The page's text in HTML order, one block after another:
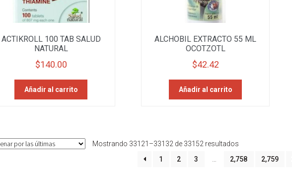
ACTIKROLL 100 TAB SALUD
NATURAL
$140.00
Añadir al carrito
ALCHOBIL EXTRACTO 55 ML
OCOTZOTL
$42.42
Añadir al carrito
Mostrando 33121–33132 de 33152 resultados
1 2 3 2,758 2,759